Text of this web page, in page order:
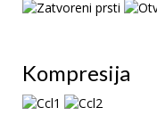
Kompresija